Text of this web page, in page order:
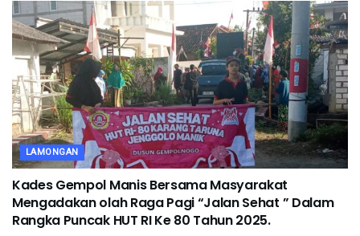
LAMONGAN
Kades Gempol Manis Bersama Masyarakat
Mengadakan olah Raga Pagi “Jalan Sehat ” Dalam
Rangka Puncak HUT RI Ke 80 Tahun 2025.